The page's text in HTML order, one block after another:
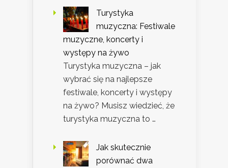
Turystyka
muzyczna: Festiwale
muzyczne, koncerty i
występy na żywo
Turystyka muzyczna – jak
wybrać się na najlepsze
festiwale, koncerty i występy
na żywo? Musisz wiedzieć, że
turystyka muzyczna to …
Jak skutecznie
porównać dwa